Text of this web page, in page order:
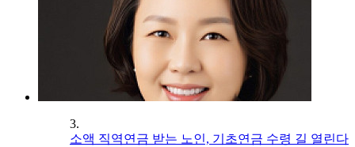
3.
소액 직역연금 받는 노인, 기초연금 수령 길 열린다